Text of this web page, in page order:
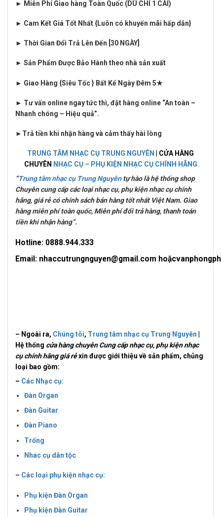
► Miễn Phí Giao hàng Toàn Quốc (DÙ CHỈ 1 CÁI)
► Cam Kết Giá Tốt Nhất {Luôn có khuyến mãi hấp dẫn}
► Thời Gian Đổi Trả Lên Đến [30 NGÀY]
► Sản Phẩm Được Bảo Hành theo nhà sản xuất
► Giao Hàng {Siêu Tốc } Bất Kể Ngày Đêm 5★
► Tư vấn online ngay tức thì, đặt hàng online “An toàn –
Nhanh chóng – Hiệu quả”.
► Trả tiền khi nhận hàng và cảm thấy hài lòng
TRUNG TÂM NHẠC CỤ TRUNG NGUYÊN
| CỬA HÀNG
CHUYÊN NHẠC CỤ – PHỤ KIỆN NHẠC CỤ CHÍNH HÃNG
“Trung tâm nhạc cụ Trung Nguyêntự hào là hệ thống shop
Chuyên cung cấp các loại nhạc cụ, phụ kiện nhạc cụ chính
hãng, giá rẻ có chính sách bán hàng tốt nhất Việt Nam. Giao
hàng miễn phí toàn quốc, Miễn phí đổi trả hàng, thanh toán
tiền khi nhận hàng”.
Hotline: 0888.944.333
Email: nhaccutrungnguyen@gmail.com
– Ngoài ra, Chúng tôi, Trung tâm nhạc cụ Trung Nguyên
Hệ thống cửa hàng chuyên Cung cấp nhạc cụ, phụ kiện nhạc
cụ chính hãng giá rẻxin được giới thiệu về sản phẩm, chủng
loại bao gồm:
– Các Nhạc cụ:
Đàn Organ
Đàn Guitar
Đàn Piano
Trống
Nhac cụ dân tộc
– Các loại phụ kiện nhạc cụ:
Phụ kiện Đàn Organ
Phụ kiện Đàn Guitar